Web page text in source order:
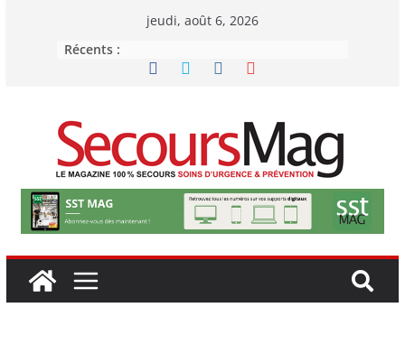
jeudi, août 6, 2026
Récents :